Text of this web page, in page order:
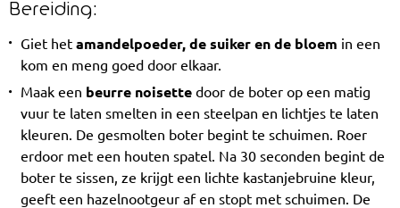
Bereiding:
Giet het amandelpoeder, de suiker en de bloem in een
kom en meng goed door elkaar.
Maak een beurre noisettedoor de boter op een matig
vuur te laten smelten in een steelpan en lichtjes te laten
kleuren. De gesmolten boter begint te schuimen. Roer
erdoor met een houten spatel. Na 30 seconden begint de
boter te sissen, ze krijgt een lichte kastanjebruine kleur,
geeft een hazelnootgeur af en stopt met schuimen. De